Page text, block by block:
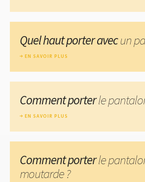
Quel haut porter avecun
EN SAVOIR PLUS
Comment porterle
EN SAVOIR PLUS
Comment porterle
moutarde ?